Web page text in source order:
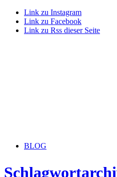
Link zu Instagram
Link zu Facebook
Link zu Rss dieser Seite
BLOG